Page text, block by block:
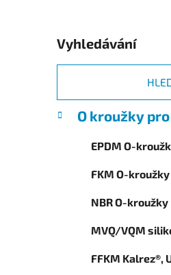
o
s
r
a
Vyhledávání
kategorie
K
a
O kroužky
EPDM O-
FKM O-kroužky
NBR O-kroužky
MVQ/VQM
FFKM